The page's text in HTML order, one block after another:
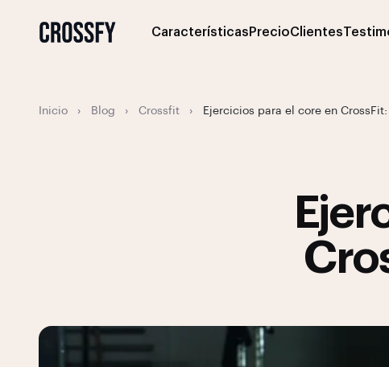
Características PrecioClientes
Inicio › Blog › Crossfit › Ejercicios para el core en